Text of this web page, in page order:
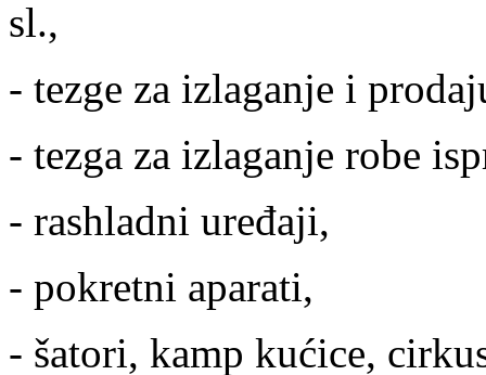
sl.,
- tezge za izlaganje i
- tezga za izlaganje robe
- rashladni uređaji,
- pokretni aparati,
- šatori, kamp kućice,